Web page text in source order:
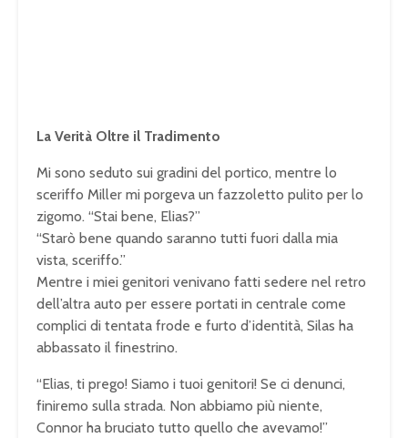
La Verità Oltre il Tradimento
Mi sono seduto sui gradini del portico, mentre lo
sceriffo Miller mi porgeva un fazzoletto pulito per lo
zigomo. “Stai bene, Elias?”
“Starò bene quando saranno tutti fuori dalla mia
vista, sceriffo.”
Mentre i miei genitori venivano fatti sedere nel retro
dell’altra auto per essere portati in centrale come
complici di tentata frode e furto d’identità, Silas ha
abbassato il finestrino.
“Elias, ti prego! Siamo i tuoi genitori! Se ci denunci,
finiremo sulla strada. Non abbiamo più niente,
Connor ha bruciato tutto quello che avevamo!”